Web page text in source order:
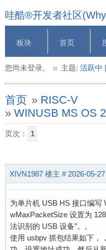
哇酷®开发者社区
板块 首页
您尚未登录。 主题: 活跃中 |
首页 » RISC-V
» WINUSB MS OS
页次： 1
XIVN1987 楼主 # 2026-05-
为单片机 USB HS 接口编写
wMaxPacketSize 设置为
法识别的 USB 设备”。。
使用 usbpv 抓包结果如下，